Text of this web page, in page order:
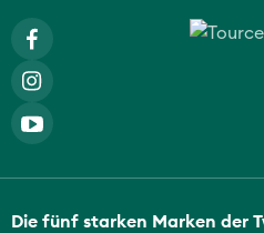
Die fünf starken Marken der